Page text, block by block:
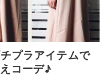
プラアイテムで
コーデ♪